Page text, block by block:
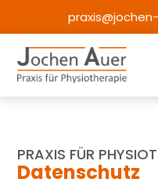
PRAXIS FÜR
Datenschutz